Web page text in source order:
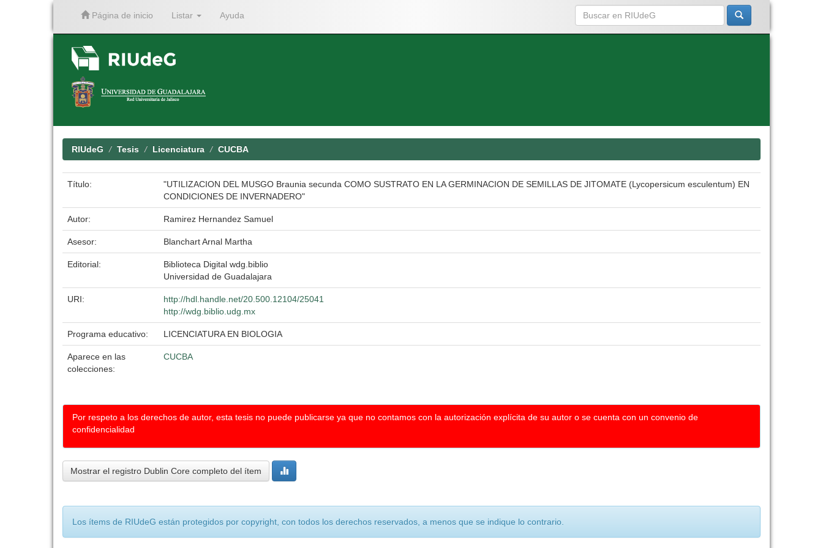
Página de inicio Listar Ayuda
RIUdeG Tesis Licenciatura CUCBA
Título:
"UTILIZACION DEL MUSGO Braunia secunda COMO SUSTRATO EN LA GERMINACION DE SEMILLAS DE JITOMATE (Lycopersicum esculentum) EN
CONDICIONES DE INVERNADERO"
Autor: Ramirez Hernandez Samuel
Asesor: Blanchart Arnal Martha
Editorial:
Biblioteca Digital wdg.biblio
Universidad de Guadalajara
URI:
http://hdl.handle.net/20.500.12104/25041
http://wdg.biblio.udg.mx
Programa educativo: LICENCIATURA EN BIOLOGIA
Aparece en las
colecciones:
CUCBA
Por respeto a los derechos de autor, esta tesis no puede publicarse ya que no contamos con la autorización explícita de su autor o se cuenta con un convenio de
confidencialidad
Mostrar el registro Dublin Core completo del ítem
Los ítems de RIUdeG están protegidos por copyright, con todos los derechos reservados, a menos que se indique lo contrario.